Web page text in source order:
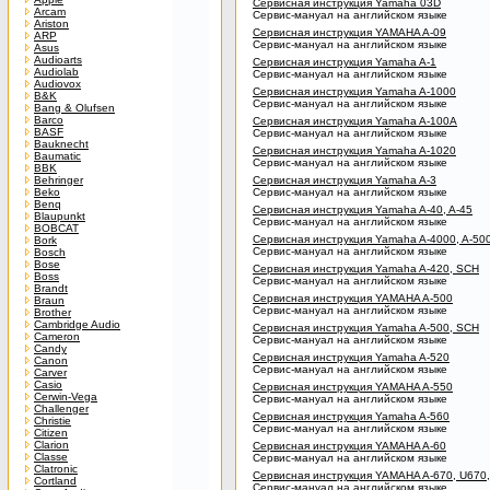
Arcam
Ariston
ARP
Asus
Audioarts
Audiolab
Audiovox
B&K
Bang & Olufsen
Barco
BASF
Bauknecht
Baumatic
BBK
Behringer
Beko
Benq
Blaupunkt
BOBCAT
Bork
Bosch
Bose
Boss
Brandt
Braun
Brother
Cambridge Audio
Cameron
Candy
Canon
Carver
Casio
Cerwin-Vega
Challenger
Christie
Citizen
Clarion
Classe
Clatronic
Cortland
Сервисная инструкция Yamaha 03D
Сервис-мануал на английском языке
Сервисная инструкция YAMAHA A-09
Сервис-мануал на английском языке
Сервисная инструкция Yamaha A-1
Сервис-мануал на английском языке
Сервисная инструкция Yamaha A-1000
Сервис-мануал на английском языке
Сервисная инструкция Yamaha A-100A
Сервис-мануал на английском языке
Сервисная инструкция Yamaha A-1020
Сервис-мануал на английском языке
Сервисная инструкция Yamaha A-3
Сервис-мануал на английском языке
Сервисная инструкция Yamaha A-40, A-45
Сервис-мануал на английском языке
Сервисная инструкция Yamaha A-4000, A-
Сервис-мануал на английском языке
Сервисная инструкция Yamaha A-420, SCH
Сервис-мануал на английском языке
Сервисная инструкция YAMAHA A-500
Сервис-мануал на английском языке
Сервисная инструкция Yamaha A-500, SCH
Сервис-мануал на английском языке
Сервисная инструкция Yamaha A-520
Сервис-мануал на английском языке
Сервисная инструкция YAMAHA A-550
Сервис-мануал на английском языке
Сервисная инструкция Yamaha A-560
Сервис-мануал на английском языке
Сервисная инструкция YAMAHA A-60
Сервис-мануал на английском языке
Сервисная инструкция YAMAHA A-670,
Сервис-мануал на английском языке